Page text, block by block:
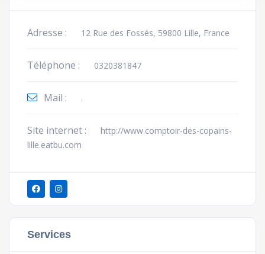
Adresse : 12 Rue des Fossés, 59800 Lille, France
Téléphone : 0320381847
Mail : .
Site internet :
http://www.comptoir-des-copains-
lille.eatbu.com
Services